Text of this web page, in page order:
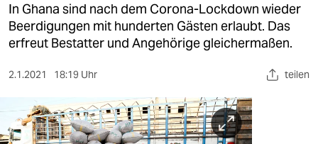
kultur
sport
berlin
nord
wahrheit
In Ghana sind nach dem Corona-Lockdown wieder
Beerdigungen mit hunderten Gästen erlaubt. Das
erfreut Bestatter und Angehörige gleichermaßen.
2.1.2021 18:19 Uhr teilen